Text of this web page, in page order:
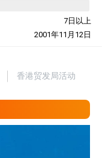
7日以上
2001年11月12日
香港贸发局活动